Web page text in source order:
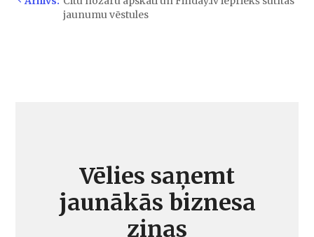
jaunumu vēstules
Vēlies saņemt
jaunākās biznesa
ziņas